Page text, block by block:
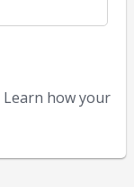
Learn how your